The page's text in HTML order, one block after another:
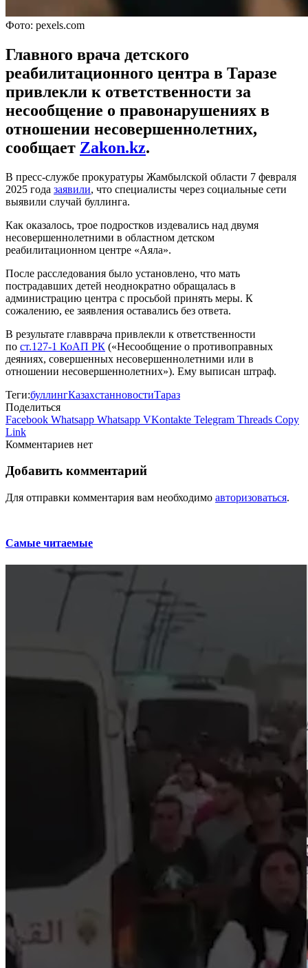
Фото: pexels.com
Главного врача детского
реабилитационного центра в Таразе
привлекли к ответственности за
несообщение о правонарушениях в
отношении несовершеннолетних,
сообщает Zakon.kz.
В пресс-службе прокуратуры Жамбылской области 7 февраля
2025 года заявили, что специалисты через социальные сети
выявили случай буллинга.
Как оказалось, трое подростков издевались над двумя
несовершеннолетними в областном детском
реабилитационном центре «Аяла».
После расследования было установлено, что мать
пострадавших детей неоднократно обращалась в
администрацию центра с просьбой принять меры. К
сожалению, ее заявления оставались без ответа.
В результате главврача привлекли к ответственности
по ст.127-1 КоАП РК («Несообщение о противоправных
деяниях, совершенных несовершеннолетними или в
отношении несовершеннолетних»). Ему выписан штраф.
Теги:буллингКазахстанновостиТараз
Поделиться
Facebook Whatsapp Whatsapp VKontakte Telegram Threads Copy
Link
Комментариев нет
Добавить комментарий
Для отправки комментария вам необходимо авторизоваться.
Самые читаемые